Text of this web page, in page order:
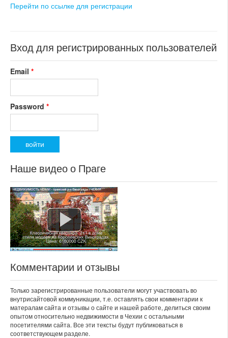
раздел: объекты для
состояние: новостройка
Перейти по ссылке для регистрации
Вход для регистрированных пользователей
Email *
Password *
Наше видео о Праге
Комментарии и отзывы
Только зарегистрированные пользователи могут участвовать во
внутрисайтовой коммуникации, т.е. оставлять свои комментарии к
матералам сайта и отзывы о сайте и нашей работе, делиться своим
опытом относительно недвижимости в Чехии с остальными
посетителями сайта. Все эти тексты будут публиковаться в
соответствующем разделе.